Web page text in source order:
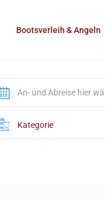
Bootsverleih & Angeln
Kategorie